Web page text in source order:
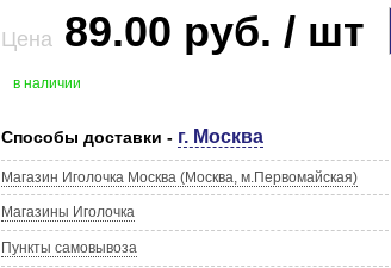
Цена 89.00 руб. / шт
в наличии
Способы доставки - г. Москва
Магазин Иголочка Москва (Москва, м.Первомайская)
Магазины Иголочка
Пункты самовывоза